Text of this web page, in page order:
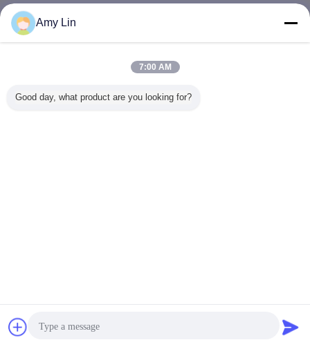
Chiacchierare
Amy Lin
7:00 AM
Good day, what product are you looking for?